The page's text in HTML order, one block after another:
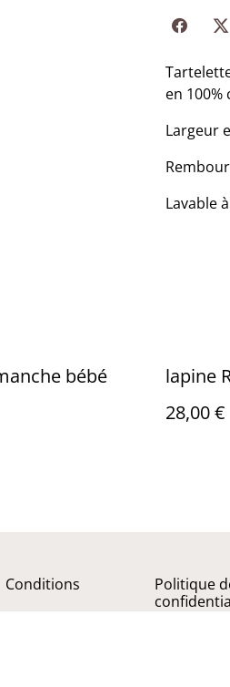
en
Largeur
Lavable
bébé
lapine
28,00 €
Conditions
Politique